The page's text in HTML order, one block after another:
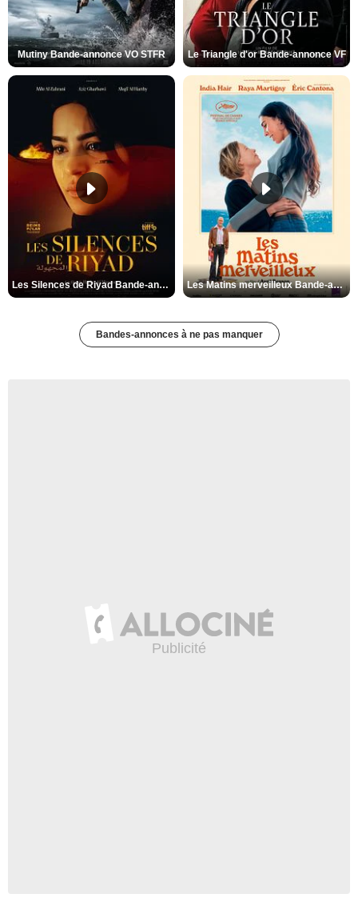
Mutiny Bande-annonce VO STFR Le Triangle d'or Bande-annonce VF
Les Silences de Riyad Bande-annonce VO STFR Les Matins merveilleux Bande-annonce VF
Bandes-annonces à ne pas manquer